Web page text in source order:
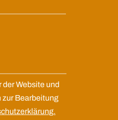
Website und
Bearbeitung